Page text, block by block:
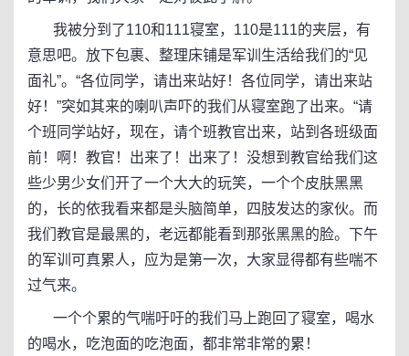
我被分到了110和111寝室，110是111的夹层，有
意思吧。放下包裹、整理床铺是军训生活给我们的“见
面礼”。“各位同学，请出来站好！各位同学，请出来站
好！”突如其来的喇叭声吓的我们从寝室跑了出来。“请
个班同学站好，现在，请个班教官出来，站到各班级面
前！啊！教官！出来了！出来了！没想到教官给我们这
些少男少女们开了一个大大的玩笑，一个个皮肤黑黑
的，长的依我看来都是头脑简单，四肢发达的家伙。而
我们教官是最黑的，老远都能看到那张黑黑的脸。下午
的军训可真累人，应为是第一次，大家显得都有些喘不
过气来。
一个个累的气喘吁吁的我们马上跑回了寝室，喝水
的喝水，吃泡面的吃泡面，都非常非常的累！